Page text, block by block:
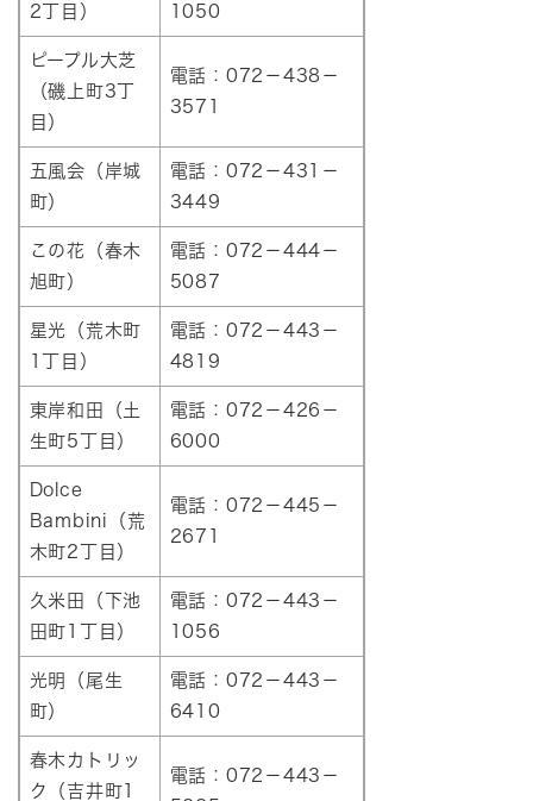
2丁目） 1050
ピープル大芝
（磯上町3丁
目）
電話：072－438－
3571
五風会（岸城
町）
電話：072－431－
3449
この花（春木
旭町）
電話：072－444－
5087
星光（荒木町
1丁目）
電話：072－443－
4819
東岸和田（土
生町5丁目）
電話：072－426－
6000
Dolce
Bambini（荒
木町2丁目）
電話：072－445－
2671
久米田（下池
田町1丁目）
電話：072－443－
1056
光明（尾生
町）
電話：072－443－
6410
春木カトリッ
ク（吉井町1
電話：072－443－